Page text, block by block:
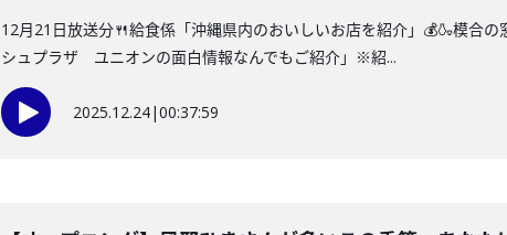
12月21日放送分🍴給食係「沖縄県内のおいしいお店を紹介」💰🍶模
シュプラザ ユニオンの面白情報なんでもご紹介」※紹...
2025.12.24|00:37:59